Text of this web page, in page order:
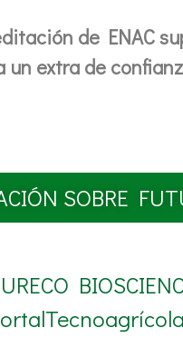
de ENAC
extra de
SOBRE